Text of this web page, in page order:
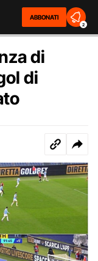
ABBONATI
2
di
di